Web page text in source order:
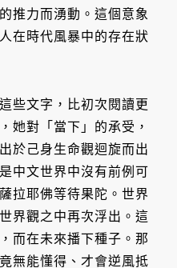
推力而湧動。這個意象
在時代風暴中的存在狀
些文字，比初次閱讀更
她對「當下」的承受，
於己身生命觀迴旋而出
中文世界中沒有前例可
拉耶佛等待果陀。世界
界觀之中再次浮出。這
而在未來播下種子。那
無能懂得、才會逆風抵